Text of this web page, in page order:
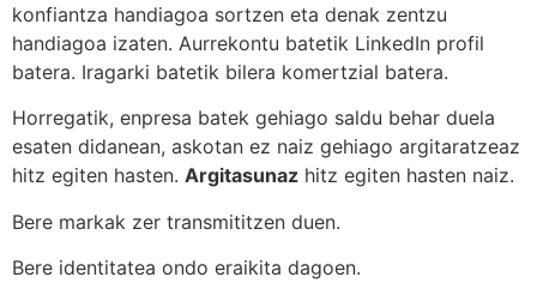
konfiantza handiagoa sortzen eta denak zentzu
handiagoa izaten. Aurrekontu batetik LinkedIn profil
batera. Iragarki batetik bilera komertzial batera.
Horregatik, enpresa batek gehiago saldu behar duela
esaten didanean, askotan ez naiz gehiago argitaratzeaz
hitz egiten hasten. Argitasunaz hitz egiten hasten naiz.
Bere markak zer transmititzen duen.
Bere identitatea ondo eraikita dagoen.